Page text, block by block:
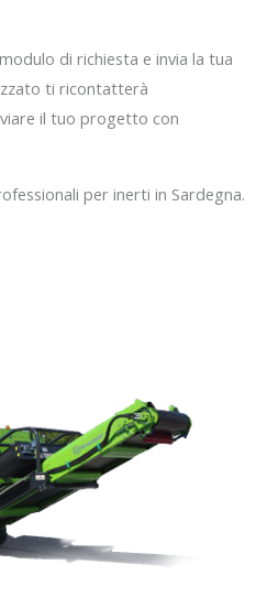
di richiesta e invia la tua
ti ricontatterà
il tuo progetto con
per inerti in Sardegna.